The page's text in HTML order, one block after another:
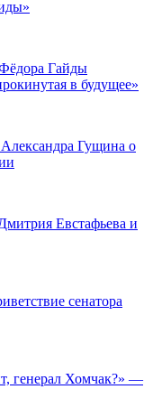
Гайды
в будущее»
Гущина о
Евстафьева и
сенатора
генерал Хомчак?» —